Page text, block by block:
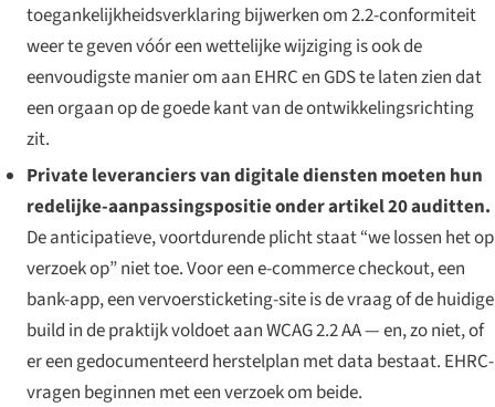
toegankelijkheidsverklaring bijwerken om 2.2-conformiteit
weer te geven vóór een wettelijke wijziging is ook de
eenvoudigste manier om aan EHRC en GDS te laten zien dat
een orgaan op de goede kant van de ontwikkelingsrichting
zit.
Private leveranciers van digitale diensten moeten hun
redelijke-aanpassingspositie onder artikel 20 auditten.
De anticipatieve, voortdurende plicht staat “we lossen het op
verzoek op” niet toe. Voor een e-commerce checkout, een
bank-app, een vervoersticketing-site is de vraag of de huidige
build in de praktijk voldoet aan WCAG 2.2 AA — en, zo niet, of
er een gedocumenteerd herstelplan met data bestaat. EHRC-
vragen beginnen met een verzoek om beide.